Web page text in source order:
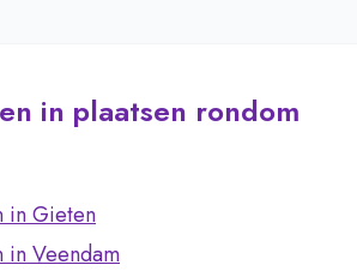
in plaatsen rondom
in Gieten
in Veendam